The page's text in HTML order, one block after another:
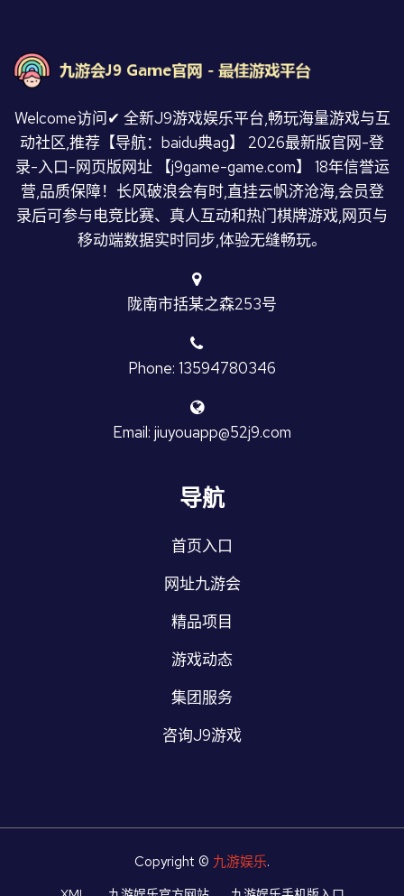
Welcome访问✔ 全新J9游戏娱乐平台,畅玩海量游戏与互
动社区,推荐【导航：baidu典ag】 2026最新版官网-登
录-入口-网页版网址 【j9game-game.com】 18年信誉运
营,品质保障！长风破浪会有时,直挂云帆济沧海,会员登
录后可参与电竞比赛、真人互动和热门棋牌游戏,网页与
移动端数据实时同步,体验无缝畅玩。
陇南市括某之森253号
Phone: 13594780346
Email: jiuyouapp@52j9.com
导航
首页入口
网址九游会
精品项目
游戏动态
集团服务
咨询J9游戏
Copyright © 九游娱乐.